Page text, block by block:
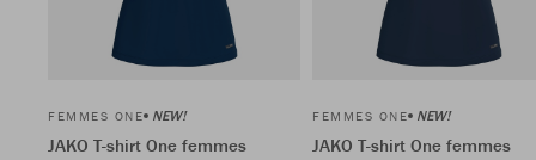
FEMMES ONE NEW!
JAKO T-shirt One femmes
FEMMES ONE NEW!
JAKO T-shirt One femmes